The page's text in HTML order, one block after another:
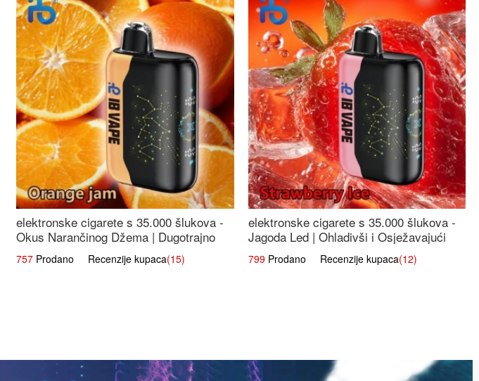
elektronske cigarete s 35.000 šlukova -
Okus Narančinog Džema | Dugotrajno
Iskustvo
757 Prodano Recenzije kupaca(15)
elektronske cigarete s 35.000 šlukova -
Jagoda Led | Ohladivši i Osježavajući
Okus
799Prodano Recenzije kupaca(12)